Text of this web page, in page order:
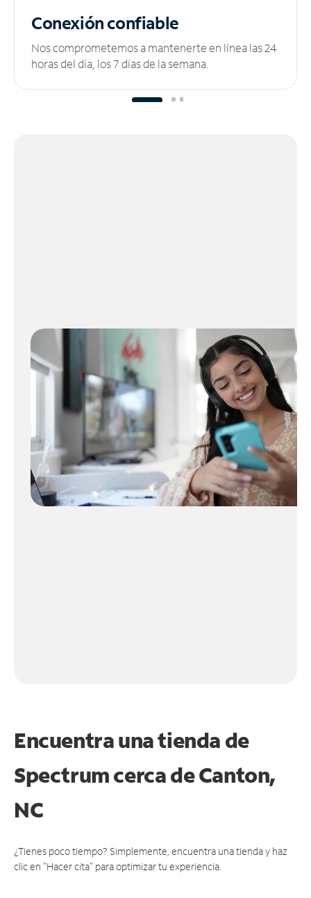
Conexión confiable
Nos comprometemos a mantenerte en línea las 24
horas del día, los 7 días de la semana.
Encuentra una tienda de
Spectrumcerca de Canton,
NC
¿Tienes poco tiempo? Simplemente, encuentra una tienda y haz
clic en "Hacer cita" para optimizar tu experiencia.